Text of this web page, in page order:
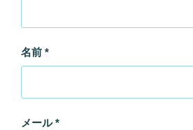
名前 *
メール*